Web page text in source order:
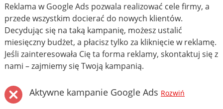
Reklama w Google Ads pozwala realizować cele firmy, a
przede wszystkim docierać do nowych klientów.
Decydując się na taką kampanię, możesz ustalić
miesięczny budżet, a płacisz tylko za kliknięcie w reklamę.
Jeśli zainteresowała Cię ta forma reklamy, skontaktuj się z
nami – zajmiemy się Twoją kampanią.
Aktywne kampanie Google Ads Rozwiń